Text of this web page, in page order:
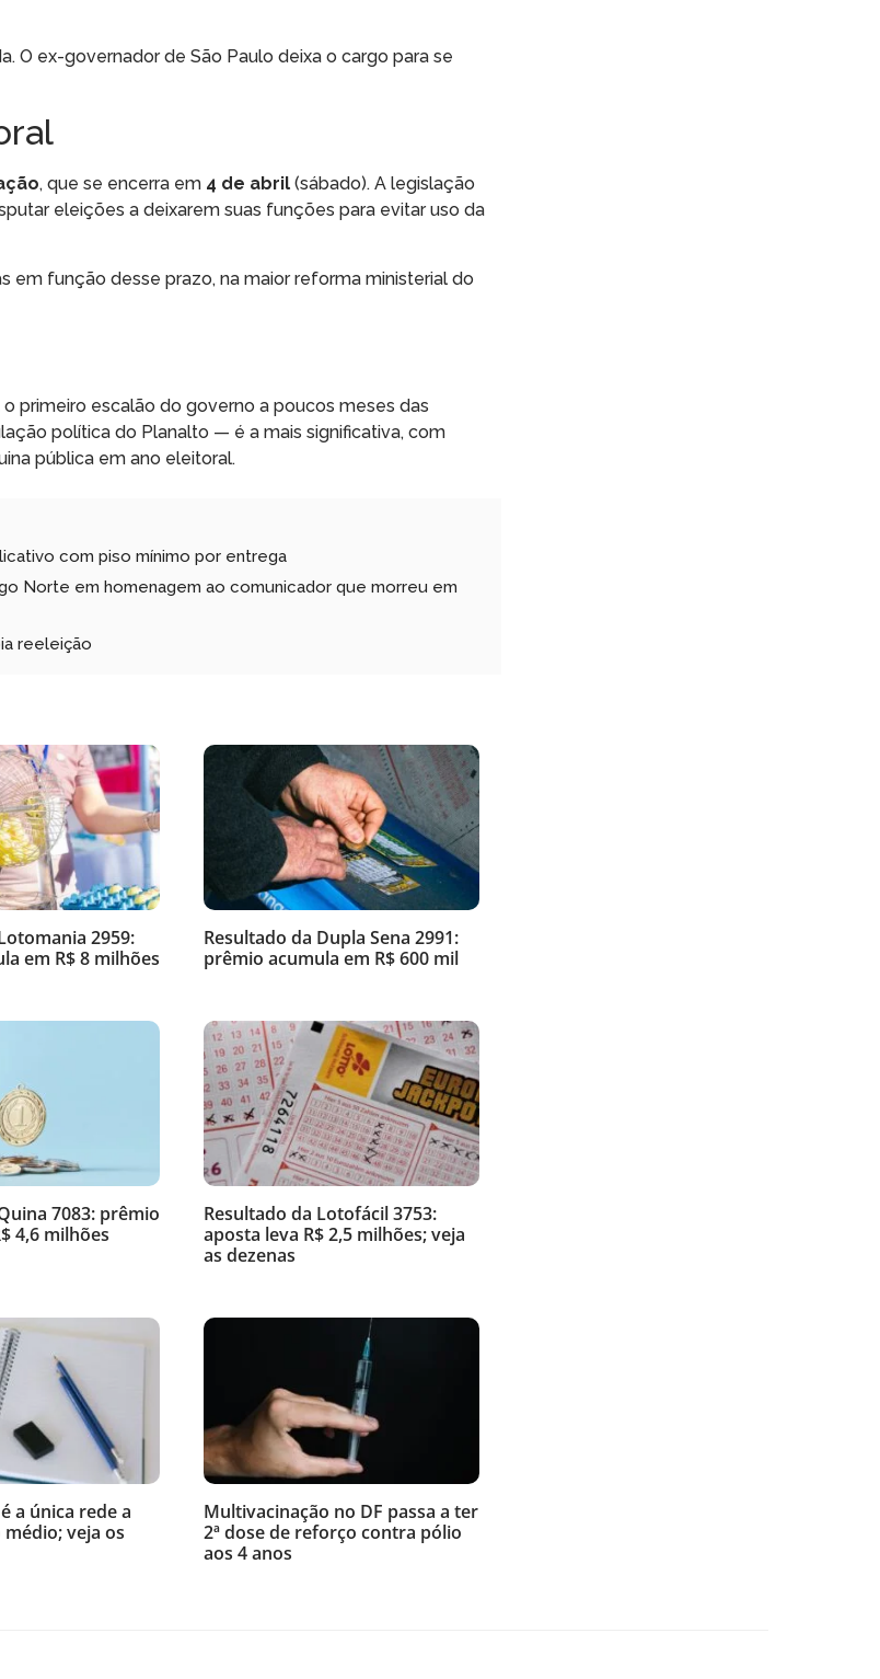
O ex-governador de São Paulo deixa o cargo para se
, que se encerra em 4 de abril (sábado). A legislação
eleições a deixarem suas funções para evitar uso da
em função desse prazo, na maior reforma ministerial do
primeiro escalão do governo a poucos meses das
política do Planalto — é a mais significativa, com
pública em ano eleitoral.
com piso mínimo por entrega
Norte em homenagem ao comunicador que morreu em
reeleição
2959:
em R$ 8 milhões
Resultado da Dupla Sena 2991:
prêmio acumula em R$ 600 mil
7083: prêmio
4,6 milhões
Resultado da Lotofácil 3753:
aposta leva R$ 2,5 milhões; veja
as dezenas
a única rede a
veja os
Multivacinação no DF passa a ter
2ª dose de reforço contra pólio
aos 4 anos